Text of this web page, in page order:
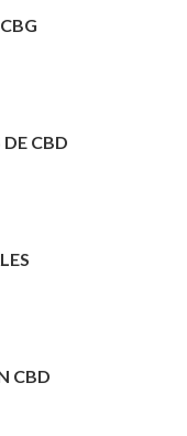
DE CBD
CBD